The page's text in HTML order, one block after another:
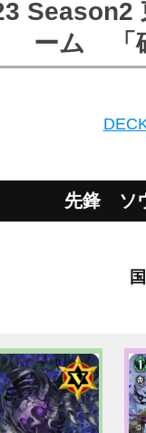
Season2
ーム 「
先鋒 ソ